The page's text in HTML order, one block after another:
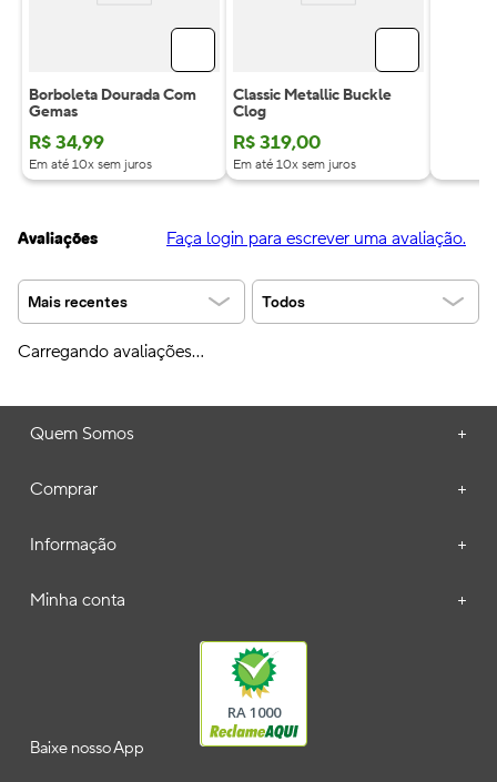
Borboleta Dourada Com
Gemas
R$34,99
Em até 10x sem juros
Classic Metallic Buckle
Clog
R$319,00
Em até 10x sem juros
Avaliações Faça login para escrever uma avaliação.
Mais recentes Todos
Carregando avaliações…
Quem Somos +
Comprar +
Informação +
Minha conta +
Baixe nosso App
RA 1000